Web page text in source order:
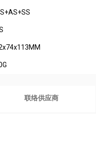
联络供应商